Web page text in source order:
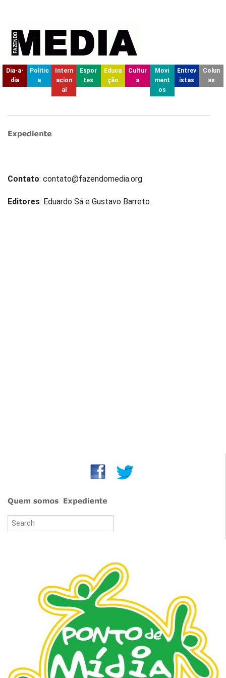
Dia-a-
dia
Polític
a
Intern
acion
al
Espor
tes
Educa
ção
Cultur
a
Movi
ment
os
Entrev
istas
Colun
as
Contato: contato@fazendomedia.org
Editores: Eduardo Sá e Gustavo Barreto.